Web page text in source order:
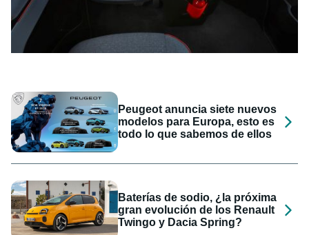
Peugeot anuncia siete nuevos
modelos para Europa, esto es
todo lo que sabemos de ellos
Baterías de sodio, ¿la próxima
gran evolución de los Renault
Twingo y Dacia Spring?